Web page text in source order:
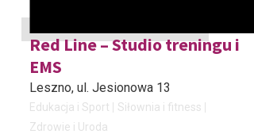
Red Line – Studio treningu i
EMS
Leszno, ul. Jesionowa 13
Edukacja i Sport
Siłownia i fitness
Zdrowie i Uroda